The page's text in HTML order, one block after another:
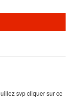
svp cliquer sur ce